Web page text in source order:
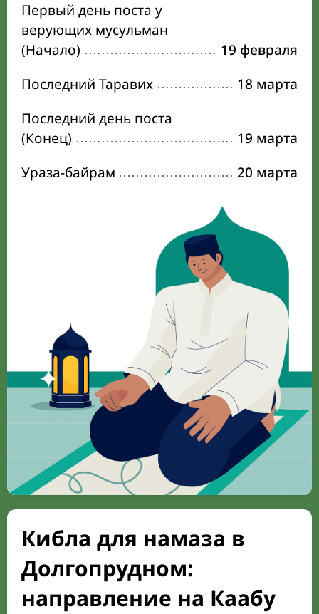
Первый день поста у
верующих мусульман
(Начало)
19 февраля
Последний Таравих
18 марта
Последний день поста
(Конец)
19 марта
Ураза-байрам
20 марта
Кибла для намаза в
Долгопрудном:
направление на Каабу